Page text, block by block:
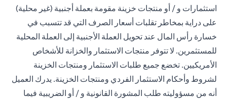
استثمارات و / أو منتجات خزينة مقومة بعملة أجنبية (غير محلية)
على دراية بمخاطر تقلبات أسعار الصرف التي قد تتسبب في
خسارة رأس المال عند تحويل العملة الأجنبية إلى العملة المحلية
للمستثمرين. لا تتوفر منتجات الاستثمار والخزانة للأشخاص
الأمريكيين. تخضع جميع طلبات الاستثمار ومنتجات الخزينة
لشروط وأحكام الاستثمار الفردي ومنتجات الخزينة. يدرك العميل
أنه من مسؤوليته طلب المشورة القانونية و / أو الضريبية فيما